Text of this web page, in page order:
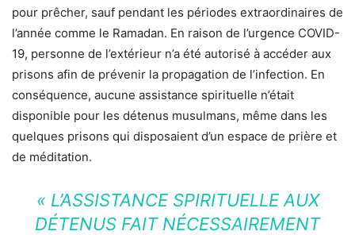
pour prêcher, sauf pendant les périodes extraordinaires de
l’année comme le Ramadan. En raison de l’urgence COVID-
19, personne de l’extérieur n’a été autorisé à accéder aux
prisons afin de prévenir la propagation de l’infection. En
conséquence, aucune assistance spirituelle n’était
disponible pour les détenus musulmans, même dans les
quelques prisons qui disposaient d’un espace de prière et
de méditation.
« L’ASSISTANCE SPIRITUELLE AUX
DÉTENUS FAIT NÉCESSAIREMENT